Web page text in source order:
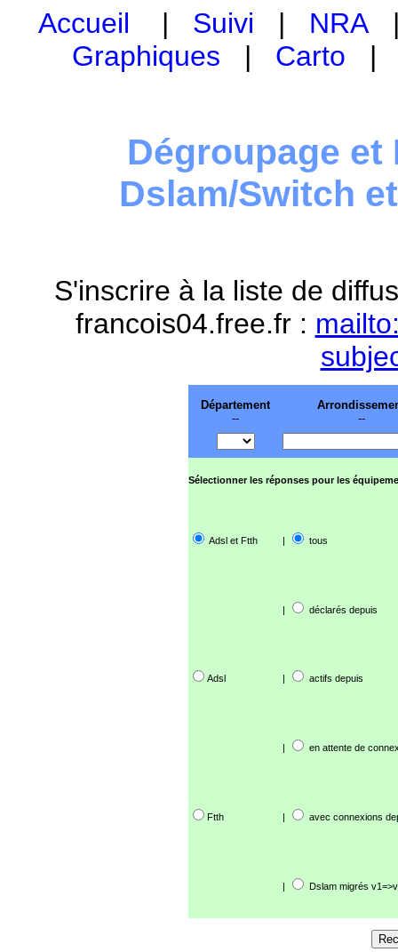
Accueil | Suivi | NRA
Graphiques | Carto
Dégroupage et
Dslam/Switch
S'inscrire à la liste de
francois04.free.fr :
Département
--
--
Sélectionner les réponses pour les
Adsl et Ftth | tous
| déclarés depuis
Adsl | actifs depuis
| en attente de
Ftth | avec connexions
| Dslam migrés